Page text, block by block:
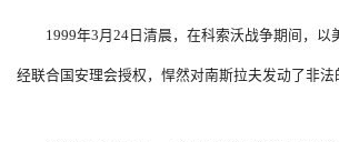
1999年3月24日清晨，在科索沃战争期间，以
经联合国安理会授权，悍然对南斯拉夫发动了非法